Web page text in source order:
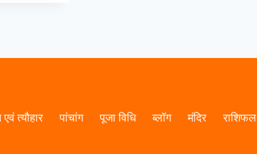
त्यौहार पांचांग पूजा विधि ब्लॉग मंदिर राशिफल